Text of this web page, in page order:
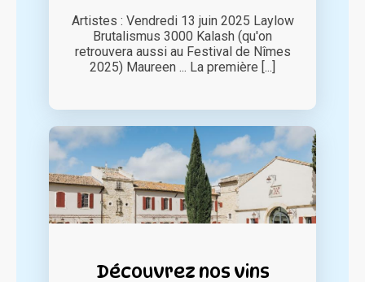
Artistes : Vendredi 13 juin 2025 Laylow
Brutalismus 3000 Kalash (qu'on
retrouvera aussi au Festival de Nîmes
2025) Maureen ... La première [...]
Découvrez nos vins